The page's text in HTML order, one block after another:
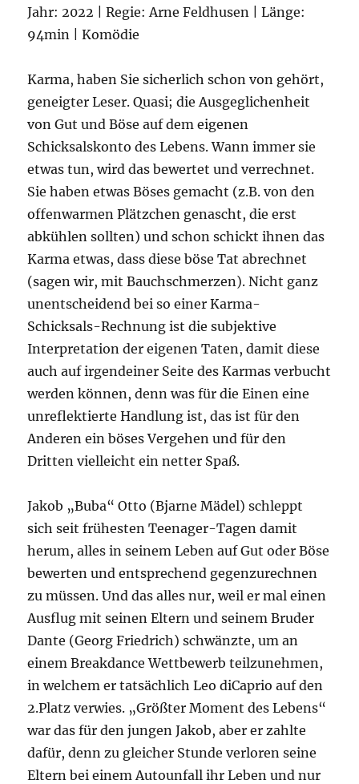
Jahr: 2022 | Regie: Arne Feldhusen | Länge:
94min | Komödie
Karma, haben Sie sicherlich schon von gehört,
geneigter Leser. Quasi; die Ausgeglichenheit
von Gut und Böse auf dem eigenen
Schicksalskonto des Lebens. Wann immer sie
etwas tun, wird das bewertet und verrechnet.
Sie haben etwas Böses gemacht (z.B. von den
offenwarmen Plätzchen genascht, die erst
abkühlen sollten) und schon schickt ihnen das
Karma etwas, dass diese böse Tat abrechnet
(sagen wir, mit Bauchschmerzen). Nicht ganz
unentscheidend bei so einer Karma-
Schicksals-Rechnung ist die subjektive
Interpretation der eigenen Taten, damit diese
auch auf irgendeiner Seite des Karmas verbucht
werden können, denn was für die Einen eine
unreflektierte Handlung ist, das ist für den
Anderen ein böses Vergehen und für den
Dritten vielleicht ein netter Spaß.
Jakob „Buba“ Otto (Bjarne Mädel) schleppt
sich seit frühesten Teenager-Tagen damit
herum, alles in seinem Leben auf Gut oder Böse
bewerten und entsprechend gegenzurechnen
zu müssen. Und das alles nur, weil er mal einen
Ausflug mit seinen Eltern und seinem Bruder
Dante (Georg Friedrich) schwänzte, um an
einem Breakdance Wettbewerb teilzunehmen,
in welchem er tatsächlich Leo diCaprio auf den
2.Platz verwies. „Größter Moment des Lebens“
war das für den jungen Jakob, aber er zahlte
dafür, denn zu gleicher Stunde verloren seine
Eltern bei einem Autounfall ihr Leben und nur